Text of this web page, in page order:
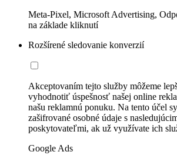
Meta-Pixel, Microsoft Advertising,
na základe kliknutí
Rozšírené sledovanie konverzií
Akceptovaním tejto služby môžeme
vyhodnotiť úspešnosť našej online
našu reklamnú ponuku. Na tento účel
zašifrované osobné údaje s
poskytovateľmi, ak už využívate ich
Google Ads